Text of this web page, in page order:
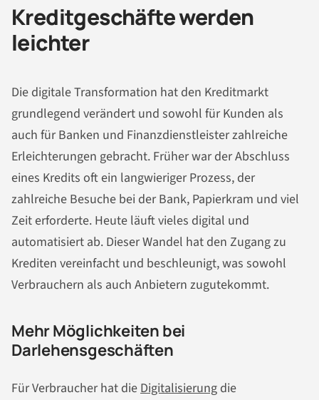
Kreditgeschäfte werden
leichter
Die digitale Transformation hat den Kreditmarkt
grundlegend verändert und sowohl für Kunden als
auch für Banken und Finanzdienstleister zahlreiche
Erleichterungen gebracht. Früher war der Abschluss
eines Kredits oft ein langwieriger Prozess, der
zahlreiche Besuche bei der Bank, Papierkram und viel
Zeit erforderte. Heute läuft vieles digital und
automatisiert ab. Dieser Wandel hat den Zugang zu
Krediten vereinfacht und beschleunigt, was sowohl
Verbrauchern als auch Anbietern zugutekommt.
Mehr Möglichkeiten bei
Darlehensgeschäften
Für Verbraucher hat dieDigitalisierung die